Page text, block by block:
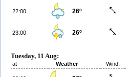
22:00 26º
23:00 26º
Tuesday, 11 Aug:
at Weather Wind: